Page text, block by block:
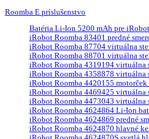
Roomba E príslušenstvo
Batéria Li-Ion 5200 mAh pre
iRobot Roomba 83401 predné
iRobot Roomba 87704 virtuálna
iRobot Roomba 88701 virtuálna
iRobot Roomba 4319194 virtuálna
iRobot Roomba 4358878 virtuálna
iRobot Roomba 4420155
iRobot Roomba 4469425 virtuálna
iRobot Roomba 4473043 virtuálna
iRobot Roomba 4624864 Li-Ion
iRobot Roomba 4624869 predné
iRobot Roomba 4624870 hlavné